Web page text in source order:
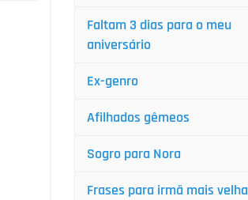
Faltam 3 dias para o meu
aniversário
Ex-genro
Afilhados gêmeos
Sogro para Nora
Frases para irmã mais velha